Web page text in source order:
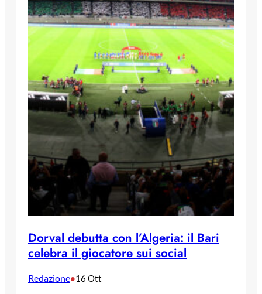
Dorval debutta con l’Algeria: il Bari
celebra il giocatore sui social
Redazione•16 Ott